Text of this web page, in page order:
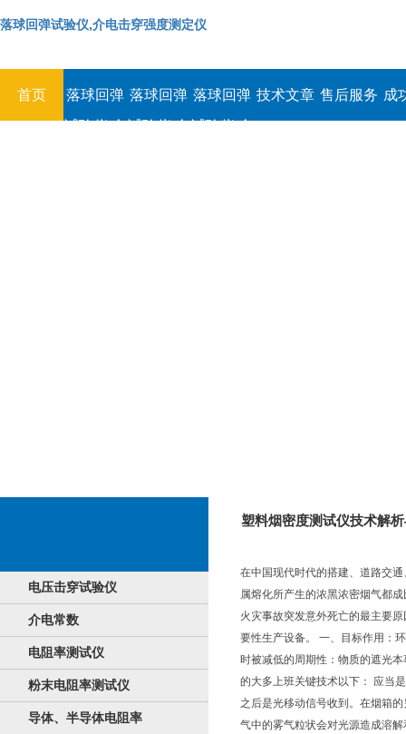
落球回弹试验仪,介电击穿强度测定仪
首页
落球回弹
试验仪,介
落球回弹
试验仪,介
落球回弹
试验仪,介
技术文章 售后服务 成
电压击穿试验仪
介电常数
电阻率测试仪
粉末电阻率测试仪
导体、半导体电阻率
塑料烟密度测试仪技术解
在中国现代时代的搭建、道路交
属熔化所产生的浓黑浓密烟气都
火灾事故突发意外死亡的最主要
要性生产设备。 一、目标作用：
时被减低的周期性：物质的遮光
的大多上班关键技术以下： 应当
之后是光移动信号收到。在烟箱
气中的雾气粒状会对光源造成溶